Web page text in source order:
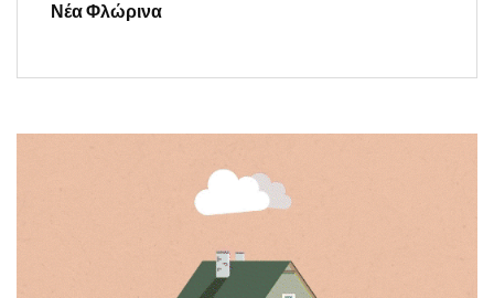
Νέα Φλώρινα